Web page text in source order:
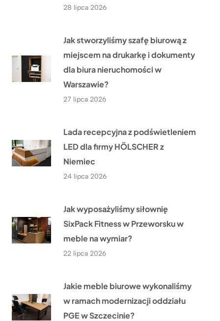
28 lipca 2026
Jak stworzyliśmy szafę biurową z
miejscem na drukarkę i dokumenty
dla biura nieruchomości w
Warszawie?
27 lipca 2026
Lada recepcyjna z podświetleniem
LED dla firmy HÖLSCHER z
Niemiec
24 lipca 2026
Jak wyposażyliśmy siłownię
SixPack Fitness w Przeworsku w
meble na wymiar?
22 lipca 2026
Jakie meble biurowe wykonaliśmy
w ramach modernizacji oddziału
PGE w Szczecinie?